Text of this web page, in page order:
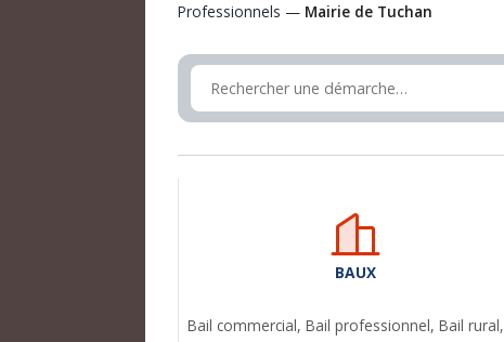
Professionnels — Mairie de Tuchan
BAUX
Bail commercial,Bail professionnel,Bail rural,